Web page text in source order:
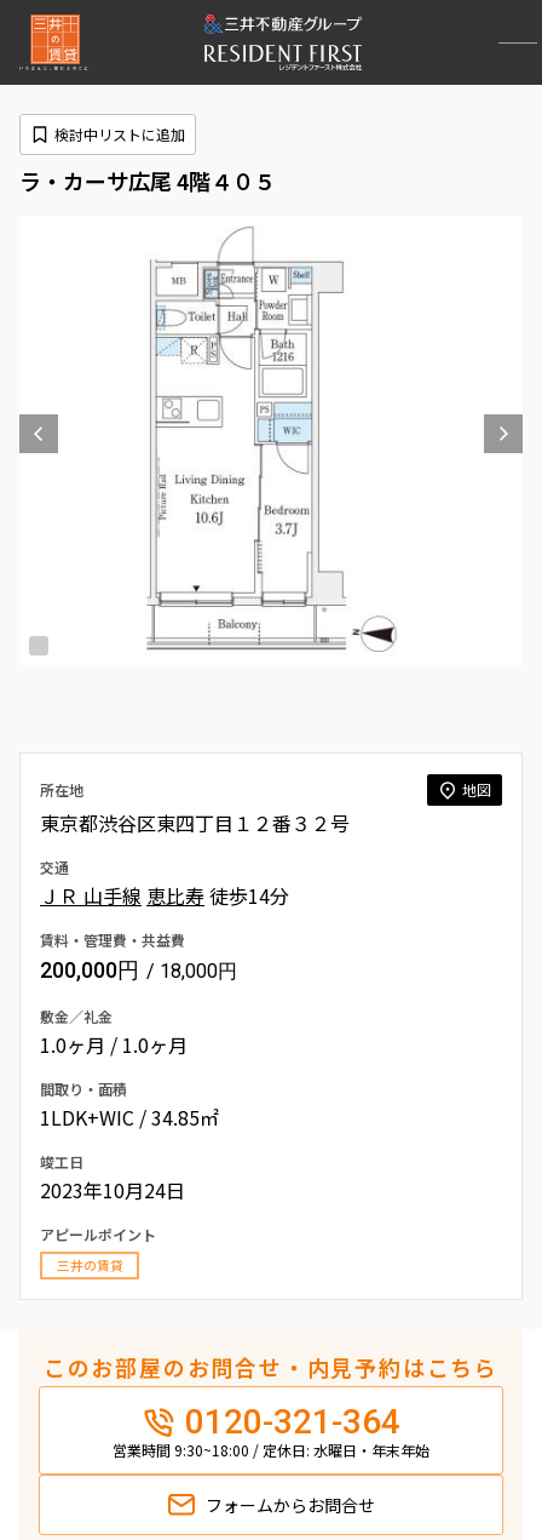
ラ・カーサ広尾 4階４０５
検討中リストに追加
所在地 地図
東京都渋谷区東四丁目１２番３２号
交通
ＪＲ 山手線 恵比寿徒歩14分
賃料・管理費・共益費
200,000円 / 18,000円
敷金／礼金
1.0ヶ月 / 1.0ヶ月
間取り・面積
1LDK+WIC / 34.85㎡
竣工日
2023年10月24日
アピールポイント
三井の賃貸
このお部屋のお問合せ・内見予約はこちら
0120-321-364
営業時間 9:30~18:00 / 定休日: 水曜日・年末年始
フォームから お問合せ